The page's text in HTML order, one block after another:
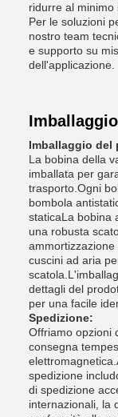
ridurre al minimo
Per le soluzioni
nostro team
e supporto su
dell'applicazione.
Imballaggio del
La bobina della
imballata per
trasporto.Ogni
bombola
staticaLa bobina
una robusta
cuscini ad aria
dettagli del
per una facile
Spedizione:
Offriamo opzioni
consegna
spedizione
di spedizione
internazionali, la